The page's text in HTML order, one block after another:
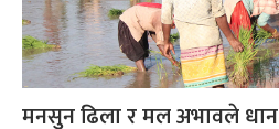
मनसुन ढिला र मल अभावले धान